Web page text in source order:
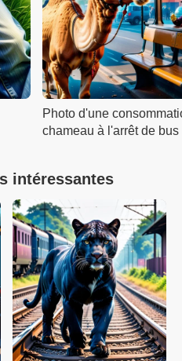
Photo d'une
chameau à l'arrêt de bus
intéressantes